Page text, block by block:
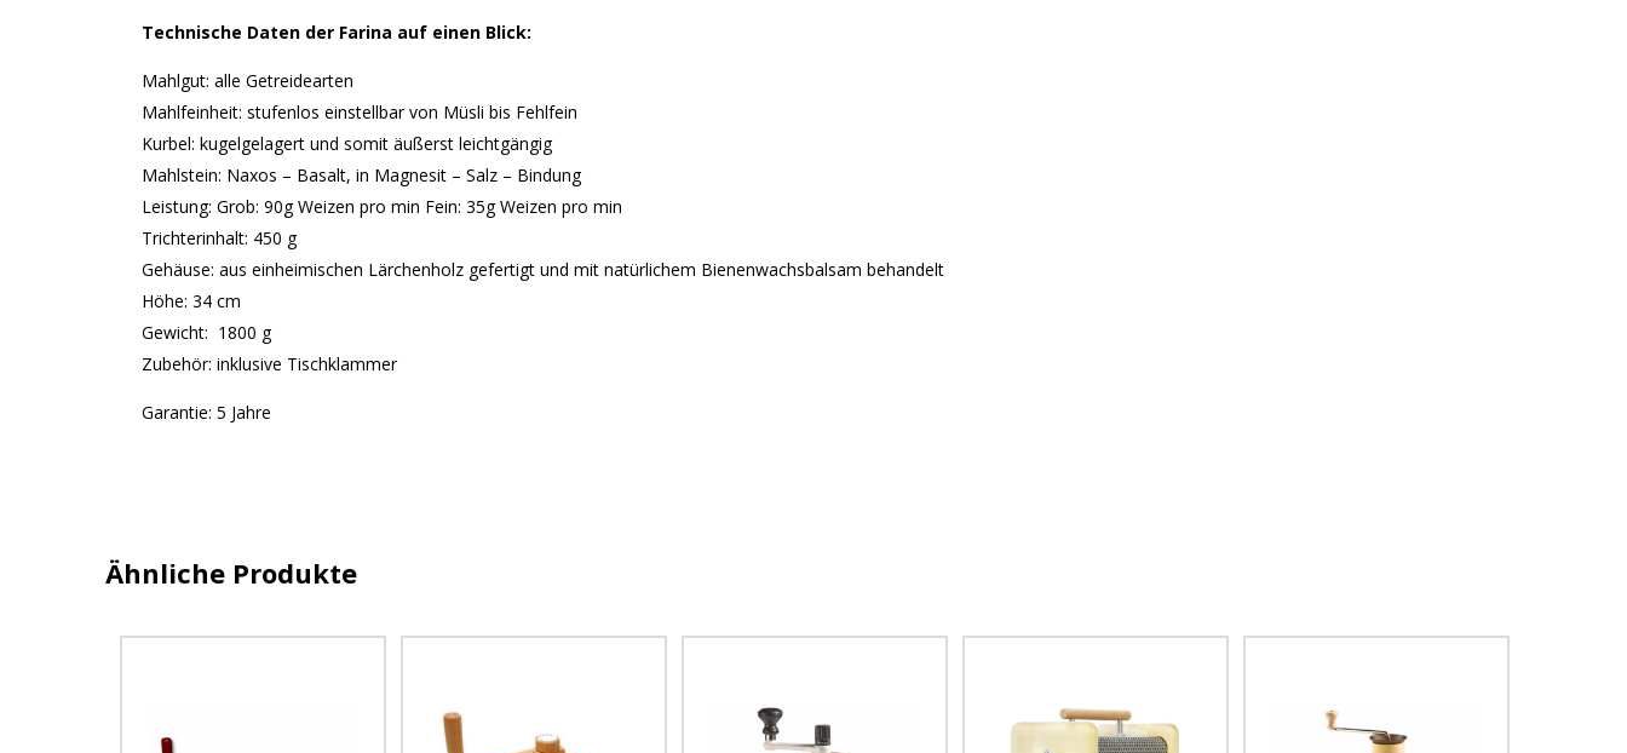
Technische Daten der Farina auf einen Blick:
Mahlgut: alle Getreidearten
Mahlfeinheit: stufenlos einstellbar von Müsli bis Fehlfein
Kurbel: kugelgelagert und somit äußerst leichtgängig
Mahlstein: Naxos – Basalt, in Magnesit – Salz – Bindung
Leistung: Grob: 90g Weizen pro min Fein: 35g Weizen pro min
Trichterinhalt: 450 g
Gehäuse: aus einheimischen Lärchenholz gefertigt und mit natürlichem Bienenwachsbalsam behandelt
Höhe: 34 cm
Gewicht: 1800 g
Zubehör: inklusive Tischklammer
Garantie: 5 Jahre
Ähnliche Produkte